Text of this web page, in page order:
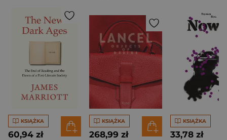
KSIĄŻKA
60,94 zł
KSIĄŻKA
268,99 zł
KSIĄŻKA
33,78 zł